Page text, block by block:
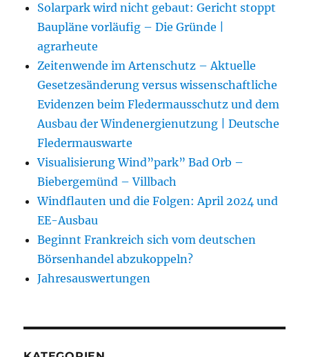
Solarpark wird nicht gebaut: Gericht stoppt
Baupläne vorläufig – Die Gründe |
agrarheute
Zeitenwende im Artenschutz – Aktuelle
Gesetzesänderung versus wissenschaftliche
Evidenzen beim Fledermausschutz und dem
Ausbau der Windenergienutzung | Deutsche
Fledermauswarte
Visualisierung Wind”park” Bad Orb –
Biebergemünd – Villbach
Windflauten und die Folgen: April 2024 und
EE-Ausbau
Beginnt Frankreich sich vom deutschen
Börsenhandel abzukoppeln?
Jahresauswertungen